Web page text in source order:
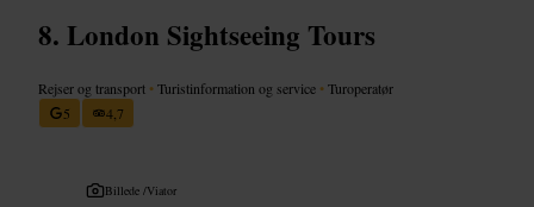
London Sightseeing Tours
Rejser og transport •Turistinformation og service •Turoperatør
5
4,7
Billede /Viator